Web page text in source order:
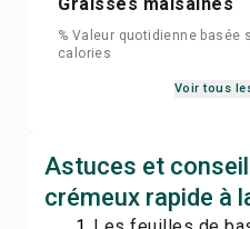
% Valeur quotidienne basée
calories
Voir tous
Astuces et
crémeux rapide à